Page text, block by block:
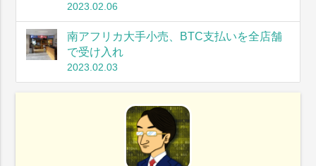
2023.02.06
南アフリカ大手小売、BTC支払いを全店舗
で受け入れ
2023.02.03